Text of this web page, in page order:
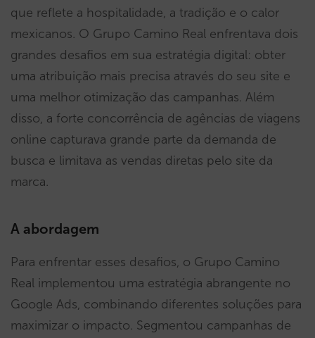
que reflete a hospitalidade, a tradição e o calor
mexicanos. O Grupo Camino Real enfrentava dois
grandes desafios em sua estratégia digital: obter
uma atribuição mais precisa através do seu site e
uma melhor otimização das campanhas. Além
disso, a forte concorrência de agências de viagens
online capturava grande parte da demanda de
busca e limitava as vendas diretas pelo site da
marca.
A abordagem
Para enfrentar esses desafios, o Grupo Camino
Real implementou uma estratégia abrangente no
Google Ads, combinando diferentes soluções para
maximizar o impacto. Segmentou campanhas de